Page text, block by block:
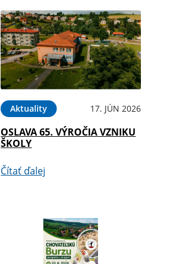
Aktuality 17. JÚN 2026
OSLAVA 65. VÝROČIA VZNIKU
ŠKOLY
Čítať ďalej